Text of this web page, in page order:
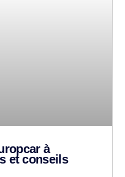
à
et conseils